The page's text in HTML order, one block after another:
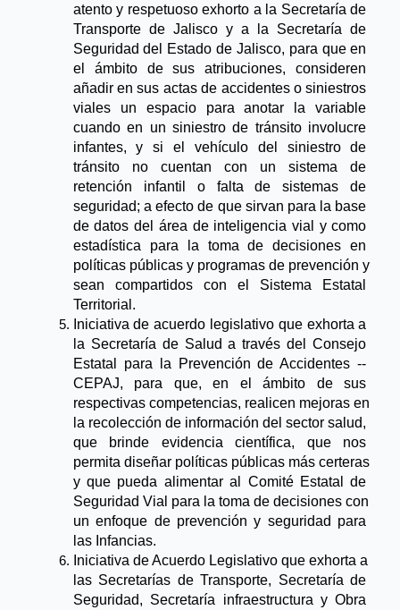
atento y respetuoso exhorto a la Secretaría de
Transporte de Jalisco y a la Secretaría de
Seguridad del Estado de Jalisco, para que en
el ámbito de sus atribuciones, consideren
añadir en sus actas de accidentes o siniestros
viales un espacio para anotar la variable
cuando en un siniestro de tránsito involucre
infantes, y si el vehículo del siniestro de
tránsito no cuentan con un sistema de
retención infantil o falta de sistemas de
seguridad; a efecto de que sirvan para la base
de datos del área de inteligencia vial y como
estadística para la toma de decisiones en
políticas públicas y programas de prevención y
sean compartidos con el Sistema Estatal
Territorial.
Iniciativa de acuerdo legislativo que exhorta a
la Secretaría de Salud a través del Consejo
Estatal para la Prevención de Accidentes -­‐
CEPAJ, para que, en el ámbito de sus
respectivas competencias, realicen mejoras en
la recolección de información del sector salud,
que brinde evidencia científica, que nos
permita diseñar políticas públicas más certeras
y que pueda alimentar al Comité Estatal de
Seguridad Vial para la toma de decisiones con
un enfoque de prevención y seguridad para
las Infancias.
Iniciativa de Acuerdo Legislativo que exhorta a
las Secretarías de Transporte, Secretaría de
Seguridad, Secretaría infraestructura y Obra